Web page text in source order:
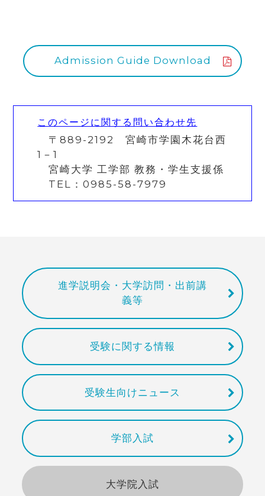
Admission Guide Download
このページに関する問い合わせ先
〒889-2192 宮崎市学園木花台西
1－1
宮崎大学 工学部 教務・学生支援係
TEL：0985-58-7979
進学説明会・大学訪問・出前講
義等
受験に関する情報
受験生向けニュース
学部入試
大学院入試